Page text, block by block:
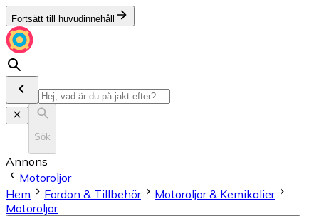
Fortsätt till huvudinnehåll
Sök
Annons
Motoroljor
Hem
Fordon & Tillbehör
Motoroljor & Kemikalier
Motoroljor